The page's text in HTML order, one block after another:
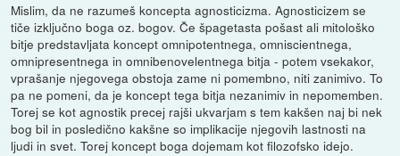
Mislim, da ne razumeš koncepta agnosticizma. Agnosticizem se
tiče izključno boga oz. bogov. Če špagetasta pošast ali mitološko
bitje predstavljata koncept omnipotentnega, omniscientnega,
omnipresentnega in omnibenovelentnega bitja - potem vsekakor,
vprašanje njegovega obstoja zame ni pomembno, niti zanimivo. To
pa ne pomeni, da je koncept tega bitja nezanimiv in nepomemben.
Torej se kot agnostik precej rajši ukvarjam s tem kakšen naj bi nek
bog bil in posledično kakšne so implikacije njegovih lastnosti na
ljudi in svet. Torej koncept boga dojemam kot filozofsko idejo.